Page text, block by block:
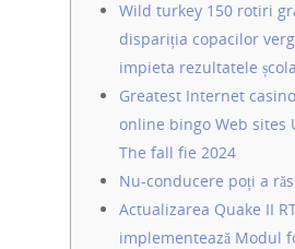
Wild turkey 150 rotiri
dispariția copacilor
impieta rezultatele
Greatest Internet
online bingo Web sites
The fall fie 2024
Nu-conducere poți a
Actualizarea Quake II
implementează Modul